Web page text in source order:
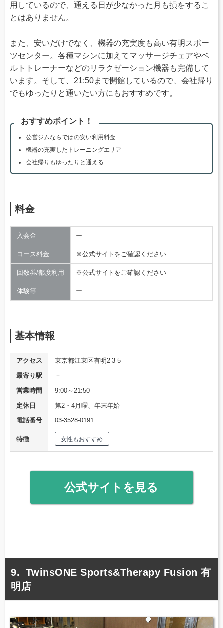
用しているので、通える日が少なかった月も損をするこ
とはありません。
また、安いだけでなく、機器の充実度も高い有明スポー
ツセンター。各種マシンに加えてマッサージチェアやベ
ルトトレーナーなどのリラクゼーション機器も完備して
います。そして、21:50まで開館しているので、会社帰り
でもゆったりと通いたい方にもおすすめです。
おすすめポイント！
公営ジムならではの安い利用料金
機器の充実したトレーニングエリア
会社帰りもゆったりと通える
料金
入会金 ー
コース料金 ※公式サイトをご確認ください
回数券/都度利用 ※公式サイトをご確認ください
体験等 ー
基本情報
アクセス
東京都江東区有明2-3-5
最寄り駅
－
営業時間
9:00～21:50
定休日
第2・4月曜、年末年始
電話番号
03-3528-0191
特徴 女性もおすすめ
公式サイトを見る
TwinsONE Sports&Therapy Fusion 有
明店